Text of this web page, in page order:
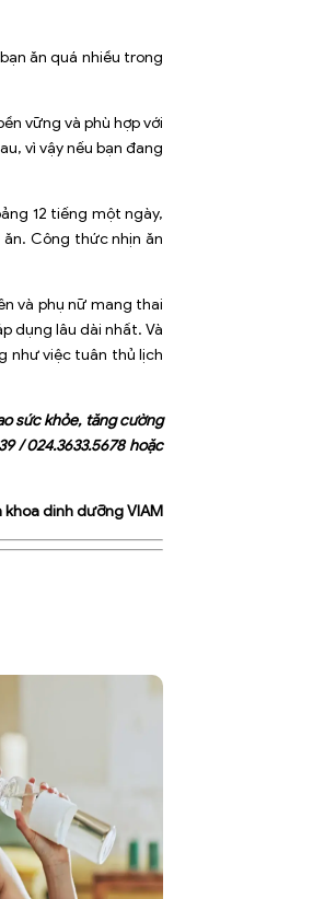
ăn quá nhiều trong
vững và phù hợp với
vì vậy nếu bạn đang
12 tiếng một ngày,
Công thức nhịn ăn
và phụ nữ mang thai
dụng lâu dài nhất. Và
như việc tuân thủ lịch
sức khỏe, tăng cường
/024.3633.5678hoặc
khoa dinh dưỡng VIAM